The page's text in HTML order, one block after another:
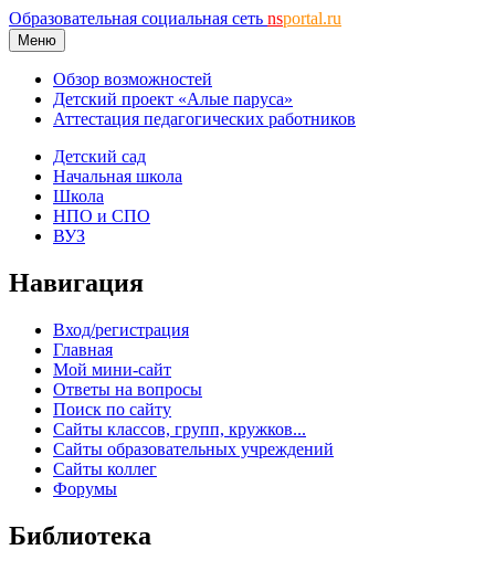
Образовательная социальная сеть nsportal.ru
Меню
Обзор возможностей
Детский проект «Алые паруса»
Аттестация педагогических работников
Детский сад
Начальная школа
Школа
НПО и СПО
ВУЗ
Навигация
Вход/регистрация
Главная
Мой мини-сайт
Ответы на вопросы
Поиск по сайту
Сайты классов, групп, кружков...
Сайты образовательных учреждений
Сайты коллег
Форумы
Библиотека